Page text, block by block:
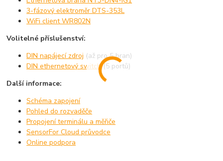
3-fázový elektroměr DTS-353L
WiFi client WR802N
Volitelné příslušenství:
DIN napájecí zdroj (až pro 5 bran)
DIN ethernetový switch(5 portů)
Další informace:
Schéma zapojení
Pohled do rozvaděče
Propojení terminálu a měřiče
SensorFor Cloud průvodce
Online podpora